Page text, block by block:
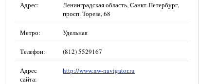
Адрес:
Ленинградская область, Санкт-Петербург,
просп. Тореза, 68
Метро: Удельная
Телефон: (812) 5529167
Адрес
сайта:
http://www.nw-navigator.ru